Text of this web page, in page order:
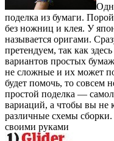
поделка из бумаги.
без ножниц и клея. У
называется оригами.
претендуем, так как
вариантов простых
не сложные и их может
будет помочь, то
простой поделка —
вариаций, а чтобы вы не
различные схемы
своими руками